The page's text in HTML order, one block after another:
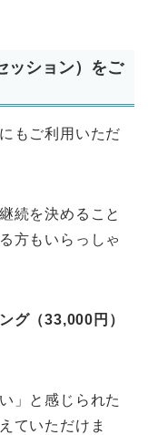
ッション）をご
もご利用いただ
続を決めること
方もいらっしゃ
グ（33,000円）
」と感じられた
ていただけま